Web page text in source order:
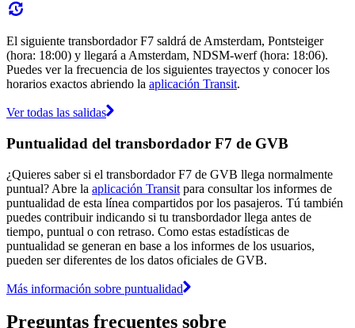
El siguiente transbordador F7 saldrá de Amsterdam, Pontsteiger
(hora: 18:00) y llegará a Amsterdam, NDSM-werf (hora: 18:06).
Puedes ver la frecuencia de los siguientes trayectos y conocer los
horarios exactos abriendo la aplicación Transit.
Ver todas las salidas
Puntualidad del transbordador F7 de GVB
¿Quieres saber si el transbordador F7 de GVB llega normalmente
puntual? Abre la aplicación Transit para consultar los informes de
puntualidad de esta línea compartidos por los pasajeros. Tú también
puedes contribuir indicando si tu transbordador llega antes de
tiempo, puntual o con retraso. Como estas estadísticas de
puntualidad se generan en base a los informes de los usuarios,
pueden ser diferentes de los datos oficiales de GVB.
Más información sobre puntualidad
Preguntas frecuentes sobre